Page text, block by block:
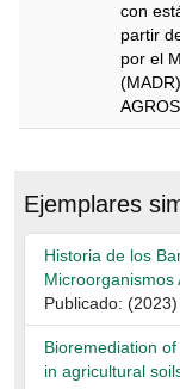
con
partir
por el
Ejemplares
Historia de los
Microorganismos
Publicado: (2023)
Bioremediation
in agricultural